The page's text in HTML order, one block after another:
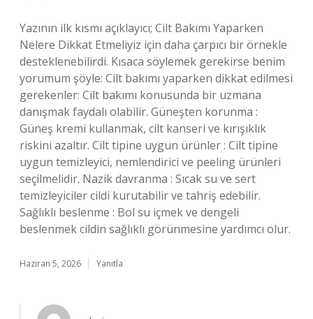
Yazının ilk kısmı açıklayıcı; Cilt Bakımı Yaparken
Nelere Dikkat Etmeliyiz için daha çarpıcı bir örnekle
desteklenebilirdi. Kısaca söylemek gerekirse benim
yorumum şöyle: Cilt bakımı yaparken dikkat edilmesi
gerekenler: Cilt bakımı konusunda bir uzmana
danışmak faydalı olabilir. Güneşten korunma :
Güneş kremi kullanmak, cilt kanseri ve kırışıklık
riskini azaltır. Cilt tipine uygun ürünler : Cilt tipine
uygun temizleyici, nemlendirici ve peeling ürünleri
seçilmelidir. Nazik davranma : Sıcak su ve sert
temizleyiciler cildi kurutabilir ve tahriş edebilir.
Sağlıklı beslenme : Bol su içmek ve dengeli
beslenmek cildin sağlıklı görünmesine yardımcı olur.
Haziran 5, 2026 Yanıtla